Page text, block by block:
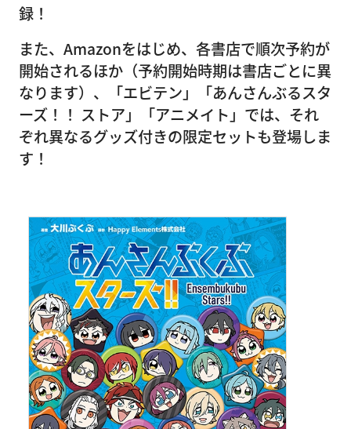
録！
また、Amazonをはじめ、各書店で順次予約が
開始されるほか（予約開始時期は書店ごとに異
なります）、「エビテン」「あんさんぶるスタ
ーズ！！ ストア」「アニメイト」では、それ
ぞれ異なるグッズ付きの限定セットも登場しま
す！